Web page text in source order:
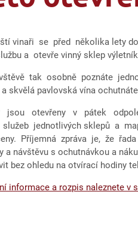
vinaři se před několika lety
a otevře vinný sklep
tak osobně poznáte
skvělá pavlovská vína
jsou otevřeny v pátek
služeb jednotlivých sklepů a
Příjemná zpráva je, že
a návštěvu s ochutnávkou a
bez ohledu na otvírací hodiny
informace a rozpis naleznete v